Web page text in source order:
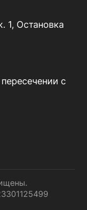
1, Остановка
с